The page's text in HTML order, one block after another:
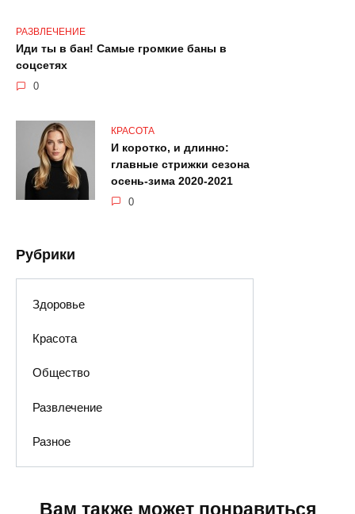
РАЗВЛЕЧЕНИЕ
Иди ты в бан! Самые громкие баны в
соцсетях
0
КРАСОТА
И коротко, и длинно:
главные стрижки сезона
осень-зима 2020-2021
0
Рубрики
Здоровье
Красота
Общество
Развлечение
Разное
Вам также может понравиться